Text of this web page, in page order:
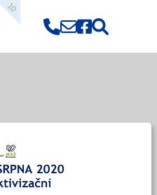
10